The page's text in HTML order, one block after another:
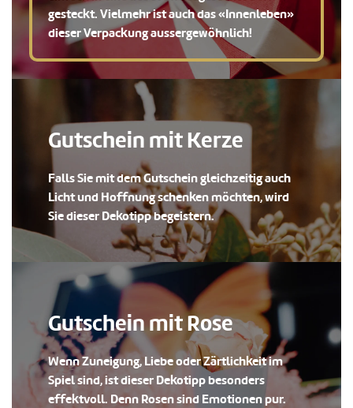
gesteckt. Vielmehr ist auch das «Innenleben»
dieser Verpackung aussergewöhnlich!
Gutschein mit Kerze
Falls Sie mit dem Gutschein gleichzeitig auch
Licht und Hoffnung schenken möchten, wird
Sie dieser Dekotipp begeistern.
Gutschein mit Rose
Wenn Zuneigung, Liebe oder Zärtlichkeit im
Spiel sind, ist dieser Dekotipp besonders
effektvoll. Denn Rosen sind Emotionen pur.